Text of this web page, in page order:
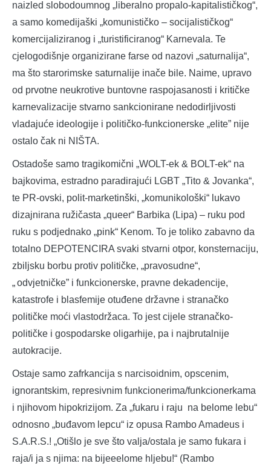
naizled slobodoumnog „liberalno propalo-kapitalističkog“,
a samo komedijaški „komunističko – socijalističkog“
komercijaliziranog i „turistificiranog“ Karnevala. Te
cjelogodišnje organizirane farse od nazovi „saturnalija“,
ma što starorimske saturnalije inače bile. Naime, upravo
od prvotne neukrotive buntovne raspojasanosti i kritičke
karnevalizacije stvarno sankcionirane nedodirljivosti
vladajuće ideologije i političko-funkcionerske „elite” nije
ostalo čak ni NIŠTA.
Ostadoše samo tragikomični „WOLT-ek & BOLT-ek“ na
bajkovima, estradno paradirajući LGBT „Tito & Jovanka“,
te PR-ovski, polit-marketinški, „komunikološki“ lukavo
dizajnirana ružičasta „queer“ Barbika (Lipa) – ruku pod
ruku s podjednako „pink“ Kenom. To je toliko zabavno da
totalno DEPOTENCIRA svaki stvarni otpor, konsternaciju,
zbiljsku borbu protiv političke, „pravosudne“,
„ odvjetničke” i funkcionerske, pravne dekadencije,
katastrofe i blasfemije otuđene državne i stranačko
političke moći vlastodržaca. To jest cijele stranačko-
političke i gospodarske oligarhije, pa i najbrutalnije
autokracije.
Ostaje samo zafrkancija s narcisoidnim, opscenim,
ignorantskim, represivnim funkcionerima/funkcionerkama
i njihovom hipokrizijom. Za „fukaru i raju na belome lebu“
odnosno „buđavom lepcu“ iz opusa Rambo Amadeus i
S.A.R.S.! „Otišlo je sve što valja/ostala je samo fukara i
raja/i ja s njima: na bijeeelome hljebu!“ (Rambo